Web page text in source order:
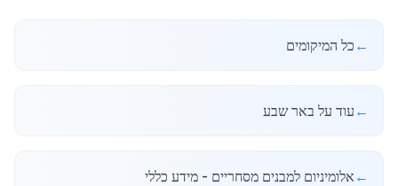
← כל המיקומים
← עוד על באר שבע
← אלומיניום למבנים מסחריים - מידע כללי